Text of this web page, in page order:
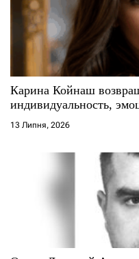
п
с
і
в
Карина Койнаш
индивидуальность,
13 Липня, 2026